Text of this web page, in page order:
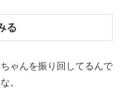
る
ゃんを振り回してるんで
。